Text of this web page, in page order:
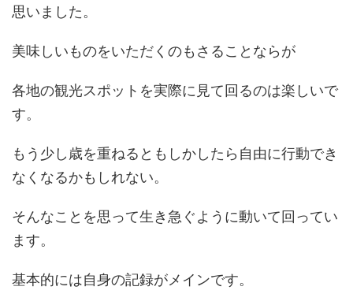
思いました。
美味しいものをいただくのもさることならが
各地の観光スポットを実際に見て回るのは楽しいで
す。
もう少し歳を重ねるともしかしたら自由に行動でき
なくなるかもしれない。
そんなことを思って生き急ぐように動いて回ってい
ます。
基本的には自身の記録がメインです。